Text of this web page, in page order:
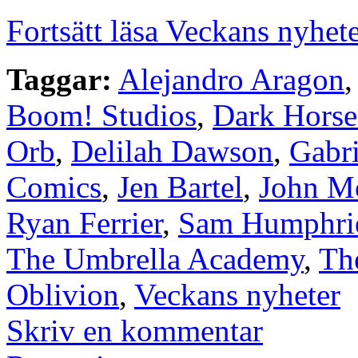
Fortsätt läsa Veckans
Taggar: Alejandro Aragon,
Boom! Studios, Dark
Orb, Delilah Dawson,
Comics, Jen Bartel, John
Ryan Ferrier, Sam
The Umbrella Academy,
Oblivion, Veckans nyheter
Skriv en kommentar